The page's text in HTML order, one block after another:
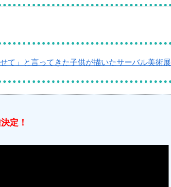
て」と言ってきた子供が描いたサーバル美術展
定！